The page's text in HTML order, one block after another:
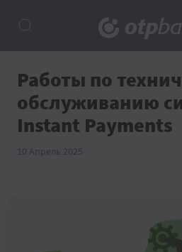
Работы по
обслуживанию
Instant Payments
10 Апрель 2025